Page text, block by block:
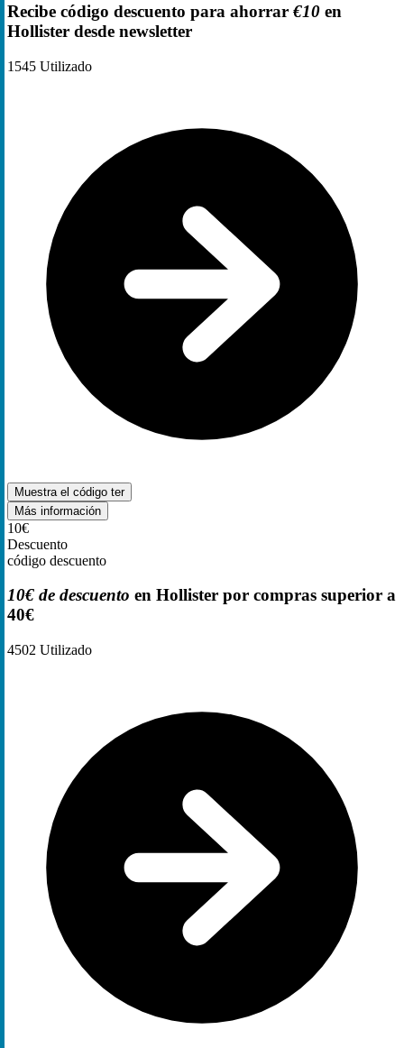
Recibe código descuento para ahorrar €10 en
Hollister desde newsletter
1545 Utilizado
Muestra el código ter
Más información
10€
Descuento
código descuento
10€ de descuento en Hollister por compras superior a
40€
4502 Utilizado